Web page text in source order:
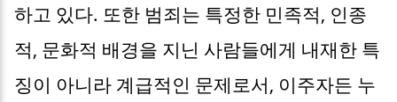
하고 있다. 또한 범죄는 특정한 민족적, 인종
적, 문화적 배경을 지닌 사람들에게 내재한 특
징이 아니라 계급적인 문제로서, 이주자든 누